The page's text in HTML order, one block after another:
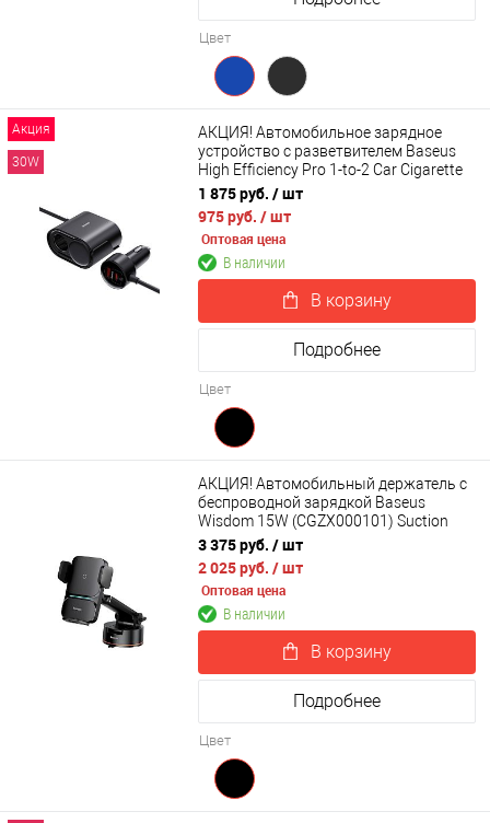
Цвет
Акция
30W
АКЦИЯ! Автомобильное зарядное
устройство с разветвителем Baseus
High Efficiency Pro 1-to-2 Car Cigarette
Lighter Splitter 30W (C00455300121-00)
1 875 руб. / шт
975 руб. / шт
Оптовая цена
В наличии
В корзину
Подробнее
Цвет
АКЦИЯ! Автомобильный держатель с
беспроводной зарядкой Baseus
Wisdom 15W (CGZX000101) Suction
base
3 375 руб. / шт
2 025 руб. / шт
Оптовая цена
В наличии
В корзину
Подробнее
Цвет